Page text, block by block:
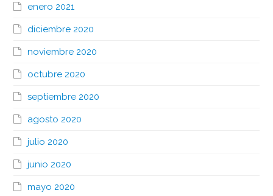
enero 2021
diciembre 2020
noviembre 2020
octubre 2020
septiembre 2020
agosto 2020
julio 2020
junio 2020
mayo 2020